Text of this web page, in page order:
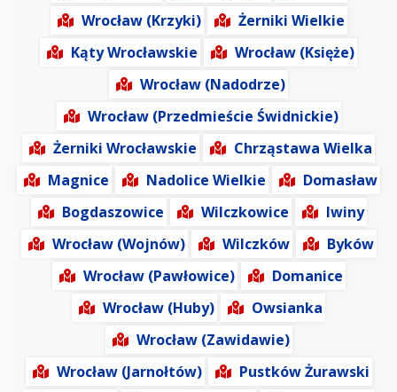
Wrocław (Krzyki)
Żerniki Wielkie
Kąty Wrocławskie
Wrocław (Księże)
Wrocław (Nadodrze)
Wrocław (Przedmieście Świdnickie)
Żerniki Wrocławskie
Chrząstawa Wielka
Magnice
Nadolice Wielkie
Domasław
Bogdaszowice
Wilczkowice
Iwiny
Wrocław (Wojnów)
Wilczków
Byków
Wrocław (Pawłowice)
Domanice
Wrocław (Huby)
Owsianka
Wrocław (Zawidawie)
Wrocław (Jarnołtów)
Pustków Żurawski